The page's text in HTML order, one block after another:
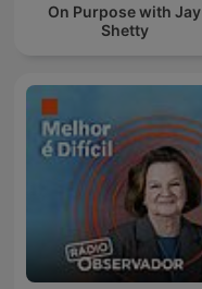
On Purpose with Jay
Shetty